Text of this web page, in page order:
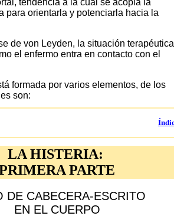
tendencia a la cual se acopla la
para orientarla y potenciarla hacia la
de von Leyden, la situación
el enfermo entra en contacto con el
formada por varios elementos, de los
son:
LA HISTERIA:
PARTE
DE CABECERA-ESCRITO
EN EL CUERPO